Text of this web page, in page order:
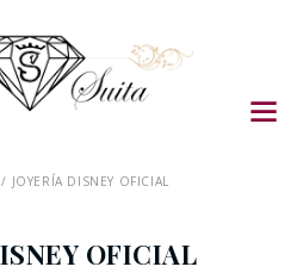
JOYERÍA DISNEY OFICIAL
OFICIAL